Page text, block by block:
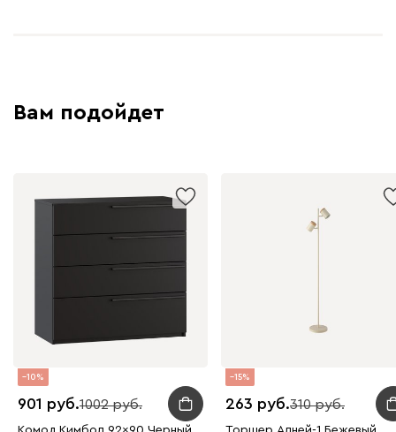
Вам подойдет
10
901 1002
15
263 310